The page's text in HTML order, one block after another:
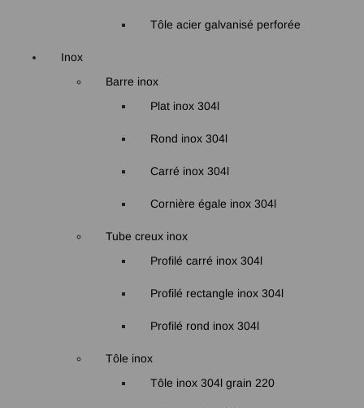
Tôle acier galvanisé perforée
Inox
Barre inox
Plat inox 304l
Rond inox 304l
Carré inox 304l
Cornière égale inox 304l
Tube creux inox
Profilé carré inox 304l
Profilé rectangle inox 304l
Profilé rond inox 304l
Tôle inox
Tôle inox 304l grain 220